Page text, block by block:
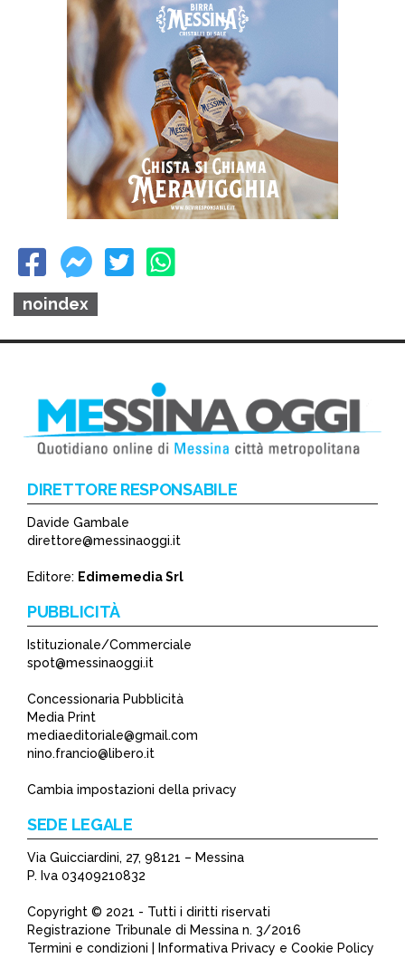
noindex
DIRETTORE RESPONSABILE
Davide Gambale
direttore@messinaoggi.it
Editore: Edimemedia Srl
PUBBLICITÀ
Istituzionale/Commerciale
spot@messinaoggi.it
Concessionaria Pubblicità
Media Print
mediaeditoriale@gmail.com
nino.francio@libero.it
Cambia impostazioni della privacy
SEDE LEGALE
Via Guicciardini, 27, 98121 – Messina
P. Iva 03409210832
Copyright © 2021 - Tutti i diritti riservati
Registrazione Tribunale di Messina n. 3/2016
Termini e condizioni | Informativa Privacy e Cookie Policy